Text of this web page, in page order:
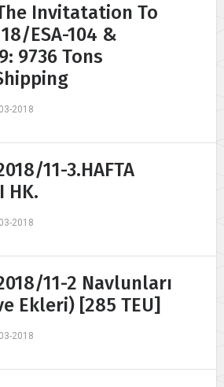
Invitatation To
ESA-104 &
9736 Tons
2018
11-3.HAFTA
HK.
2018
11-2 Navlunları
Ekleri) [285 TEU]
2018